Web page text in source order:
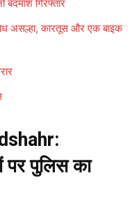
गिरफ्तार
कारतूस और एक बाइक
पर पुलिस का